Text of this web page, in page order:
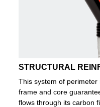
STRUCTURAL
This system of
frame and core
flows through its carbon